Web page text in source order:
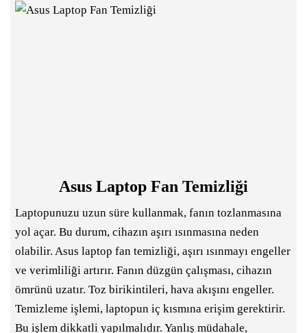
Asus Laptop Fan Temizliği
Laptopunuzu uzun süre kullanmak, fanın tozlanmasına
yol açar. Bu durum, cihazın aşırı ısınmasına neden
olabilir. Asus laptop fan temizliği, aşırı ısınmayı engeller
ve verimliliği artırır. Fanın düzgün çalışması, cihazın
ömrünü uzatır. Toz birikintileri, hava akışını engeller.
Temizleme işlemi, laptopun iç kısmına erişim gerektirir.
Bu işlem dikkatli yapılmalıdır. Yanlış müdahale,